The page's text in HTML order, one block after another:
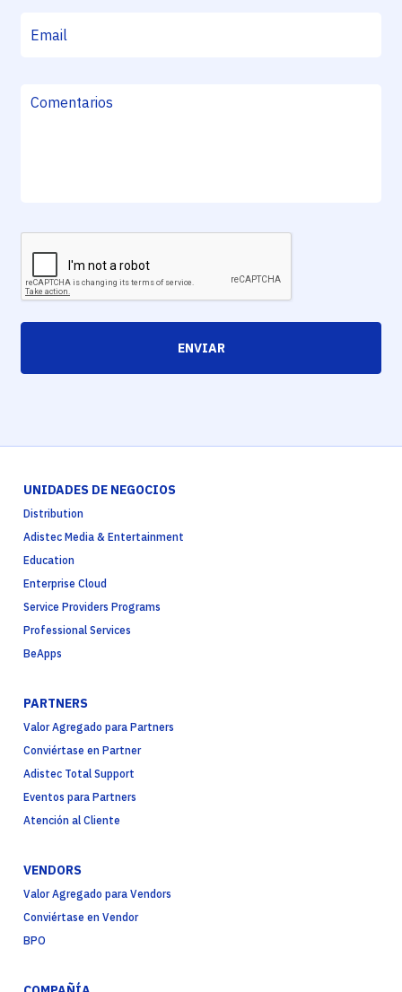
ENVIAR
UNIDADES DE NEGOCIOS
Distribution
Adistec Media & Entertainment
Education
Enterprise Cloud
Service Providers Programs
Professional Services
BeApps
PARTNERS
Valor Agregado para Partners
Conviértase en Partner
Adistec Total Support
Eventos para Partners
Atención al Cliente
VENDORS
Valor Agregado para Vendors
Conviértase en Vendor
BPO